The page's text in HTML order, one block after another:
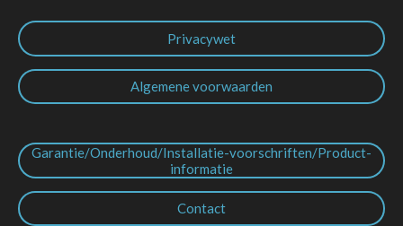
Privacywet
Algemene voorwaarden
Garantie/Onderhoud/Installatie-voorschriften/Product-
informatie
Contact